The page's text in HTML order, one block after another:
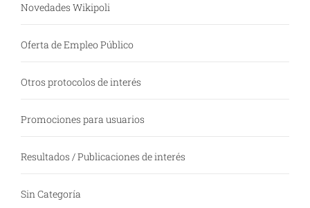
Novedades Wikipoli
Oferta de Empleo Público
Otros protocolos de interés
Promociones para usuarios
Resultados / Publicaciones de interés
Sin Categoría